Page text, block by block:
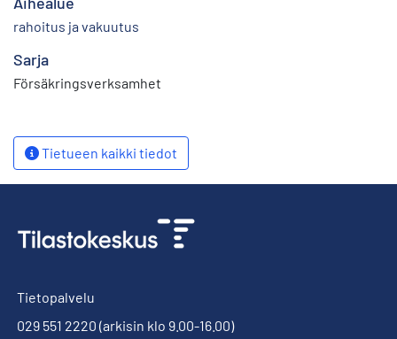
rahoitus ja vakuutus
Sarja
Försäkringsverksamhet
Tietueen kaikki tiedot
Tietopalvelu
029 551 2220 (arkisin klo 9.00-16.00)